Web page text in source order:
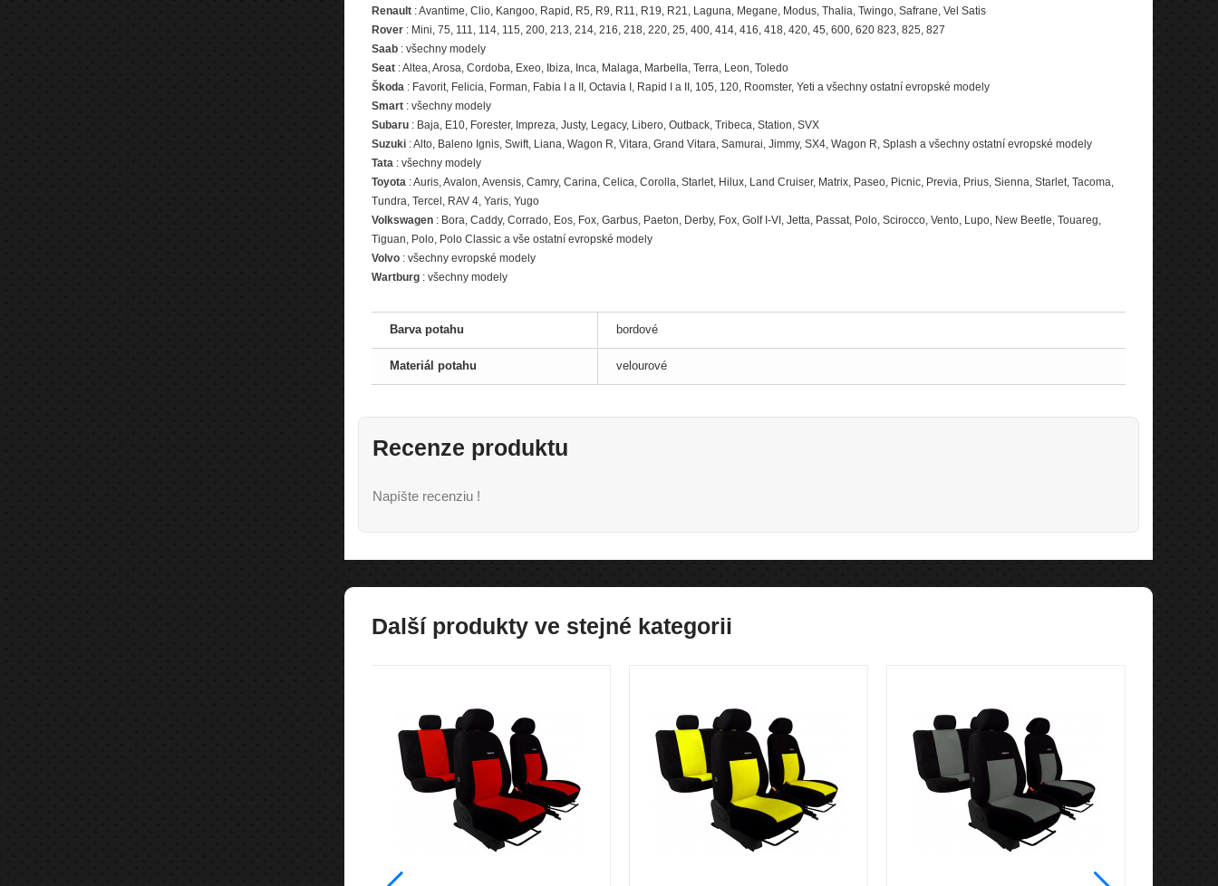
Renault: Avantime, Clio, Kangoo, Rapid, R5, R9, R11, R19, R21, Laguna, Megane, Modus, Thalia, Twingo, Safrane, Vel Satis
Rover: Mini, 75, 111, 114, 115, 200, 213, 214, 216, 218, 220, 25, 400, 414, 416, 418, 420, 45, 600, 620 823, 825, 827
Saab: všechny modely
Seat: Altea, Arosa, Cordoba, Exeo, Ibiza, Inca, Malaga, Marbella, Terra, Leon, Toledo
Škoda: Favorit, Felicia, Forman, Fabia I a II, Octavia I, Rapid I a II, 105, 120, Roomster, Yeti a všechny ostatní evropské modely
Smart: všechny modely
Subaru: Baja, E10, Forester, Impreza, Justy, Legacy, Libero, Outback, Tribeca, Station, SVX
Suzuki: Alto, Baleno Ignis, Swift, Liana, Wagon R, Vitara, Grand Vitara, Samurai, Jimmy, SX4, Wagon R, Splash a všechny ostatní evropské modely
Tata: všechny modely
Toyota: Auris, Avalon, Avensis, Camry, Carina, Celica, Corolla, Starlet, Hilux, Land Cruiser, Matrix, Paseo, Picnic, Previa, Prius, Sienna, Starlet, Tacoma,
Tundra, Tercel, RAV 4, Yaris, Yugo
Volkswagen: Bora, Caddy, Corrado, Eos, Fox, Garbus, Paeton, Derby, Fox, Golf I-VI, Jetta, Passat, Polo, Scirocco, Vento, Lupo, New Beetle, Touareg,
Tiguan, Polo, Polo Classic a vše ostatní evropské modely
Volvo: všechny evropské modely
Wartburg: všechny modely
Barva potahu bordové
Materiál potahu velourové
Recenze produktu
Napíšte recenziu !
Další produkty ve stejné kategorii